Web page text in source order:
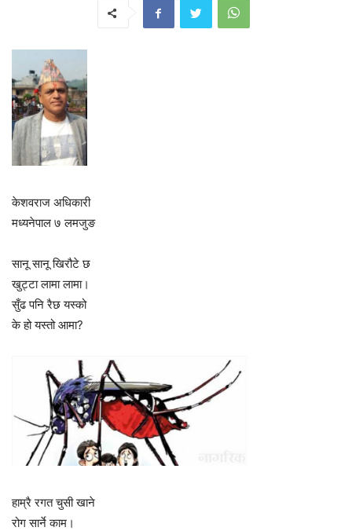
केशवराज अधिकारी
मध्यनेपाल ७ लमजुङ
सानू सानू खिरौटे छ
खुट्टा लामा लामा।
सुँढ पनि रैछ यस्को
के हो यस्तो आमा?
हाम्रै रगत चुसी खाने
रोग सार्ने काम।